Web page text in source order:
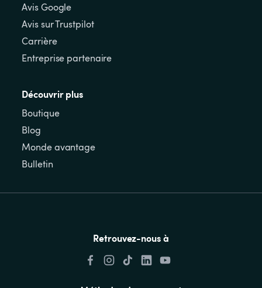
Avis Google
Avis sur Trustpilot
Carrière
Entreprise partenaire
Découvrir plus
Boutique
Blog
Monde avantage
Bulletin
Retrouvez-nous à